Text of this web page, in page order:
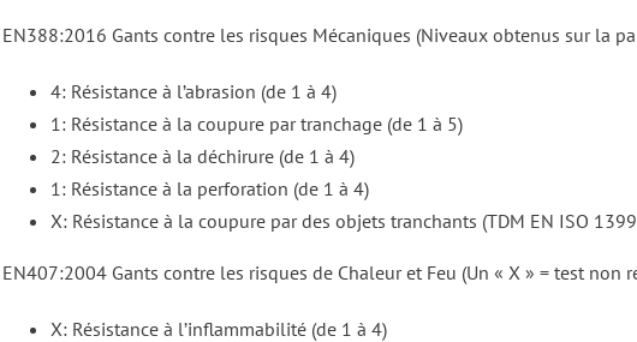
EN388:2016 Gants contre les risques Mécaniques (Niveaux obtenus sur la
4: Résistance à l’abrasion (de 1 à 4)
1: Résistance à la coupure par tranchage (de 1 à 5)
2: Résistance à la déchirure (de 1 à 4)
1: Résistance à la perforation (de 1 à 4)
X: Résistance à la coupure par des objets tranchants (TDM EN ISO
EN407:2004 Gants contre les risques de Chaleur et Feu (Un « X » = test non
X: Résistance à l’inflammabilité (de 1 à 4)